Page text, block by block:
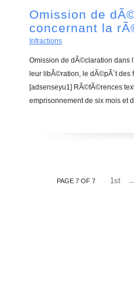
Omission de
concernant la
Infractions
Omission de dÃ©claration dans
leur libÃ©ration, le dÃ©pÃ´t
[adsenseyu1] RÃ©fÃ©rences
emprisonnement de six mois et
PAGE 7 OF 7 1st ...